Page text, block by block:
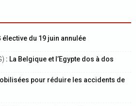
élective du 19 juin annulée
: La Belgique et l’Egypte dos à dos
pour réduire les accidents de